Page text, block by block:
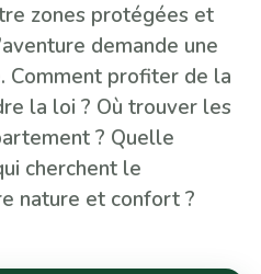
zones protégées et
demande une
Comment profiter de la
la loi ? Où trouver les
? Quelle
cherchent le
nature et confort ?